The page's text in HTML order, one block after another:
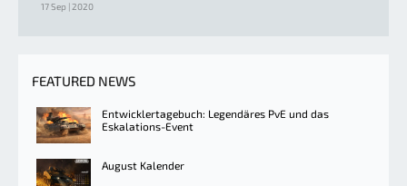
17 Sep | 2020
FEATURED NEWS
Entwicklertagebuch: Legendäres PvE und das
Eskalations-Event
August Kalender